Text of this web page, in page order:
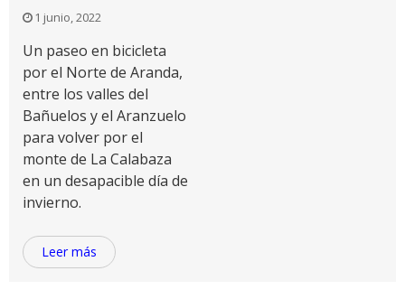
1 junio, 2022
Un paseo en bicicleta
por el Norte de Aranda,
entre los valles del
Bañuelos y el Aranzuelo
para volver por el
monte de La Calabaza
en un desapacible día de
invierno.
Leer más